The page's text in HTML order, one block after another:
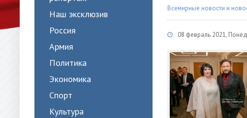
Наш эксклюзив
Россия
Армия
Политика
Экономика
Спорт
Культура
Всемирные новости и
08 февраль 2021,